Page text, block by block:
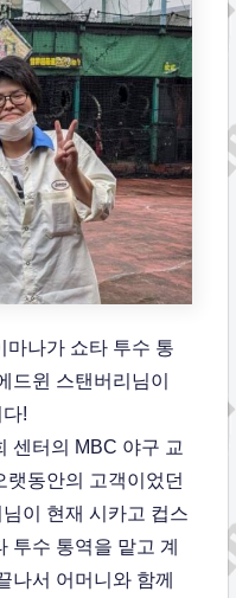
마나가 쇼타 투수 통
드윈 스탠버리님이
!
센터의 MBC 야구 교
랫동안의 고객이었던
이 현재 시카고 컵스
투수 통역을 맡고 계
나서 어머니와 함께